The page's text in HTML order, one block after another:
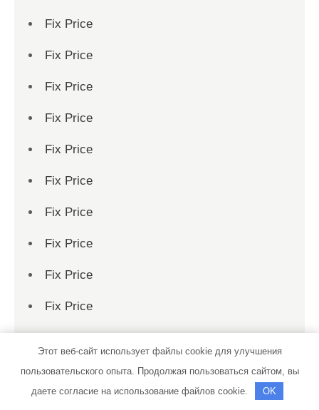
Fix Price
Fix Price
Fix Price
Fix Price
Fix Price
Fix Price
Fix Price
Fix Price
Fix Price
Fix Price
Fix Price
Fix Price
Этот веб-сайт использует файлы cookie для улучшения
пользовательского опыта. Продолжая пользоваться сайтом, вы
даете согласие на использование файлов cookie.
OK